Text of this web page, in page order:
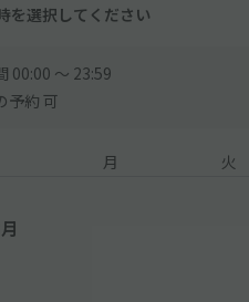
を選択してください
00:00 〜 23:59
予約 可
月 火